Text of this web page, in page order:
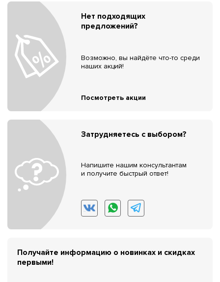
Нет подходящих
предложений?
Возможно, вы найдёте что-то среди
наших акций!
Посмотреть акции
Затрудняетесь с выбором?
Напишите нашим консультантам
и получите быстрый ответ!
Получайте информацию о новинках и скидках
первыми!